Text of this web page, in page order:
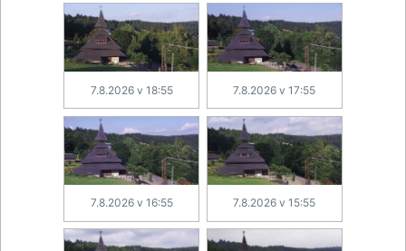
7.8.2026 v 18:55 7.8.2026 v 17:55
7.8.2026 v 16:55 7.8.2026 v 15:55